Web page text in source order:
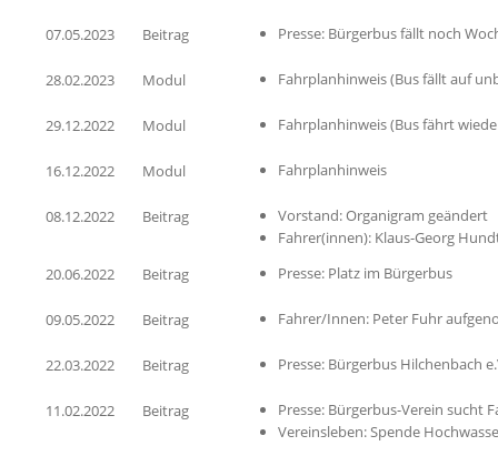
07.05.2023 Beitrag Presse: Bürgerbus fällt noch
28.02.2023 Modul Fahrplanhinweis (Bus fällt auf
29.12.2022 Modul Fahrplanhinweis (Bus fährt
16.12.2022 Modul Fahrplanhinweis
08.12.2022 Beitrag
Vorstand: Organigram geändert
Fahrer(innen): Klaus-Georg
20.06.2022
Beitrag Presse: Platz im Bürgerbus
09.05.2022 Beitrag Fahrer/Innen: Peter Fuhr
22.03.2022 Beitrag Presse: Bürgerbus Hilchenbach
11.02.2022 Beitrag
Presse: Bürgerbus-Verein sucht
Vereinsleben: Spende